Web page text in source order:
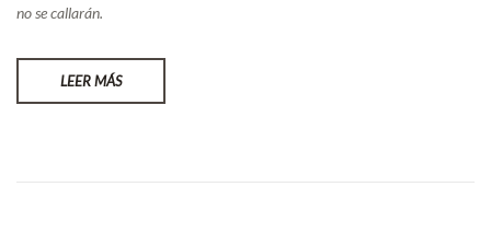
no se callarán.
LEER MÁS